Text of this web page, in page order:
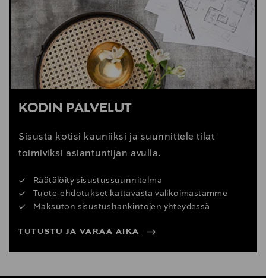
Digitaalinen osoite
woodnotes@woodnotes.fi
KODIN PALVELUT
Sisusta kotisi kauniiksi ja suunnittele tilat
toimiviksi asiantuntijan avulla.
Räätälöity sisustussuunnitelma
Tuote-ehdotukset kattavasta valikoimastamme
Maksuton sisustushankintojen yhteydessä
TUTUSTU JA VARAA AIKA